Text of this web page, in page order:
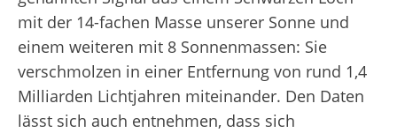
mit der 14-fachen Masse unserer Sonne und
einem weiteren mit 8 Sonnenmassen: Sie
verschmolzen in einer Entfernung von rund 1,4
Milliarden Lichtjahren miteinander. Den Daten
lässt sich auch entnehmen, dass sich